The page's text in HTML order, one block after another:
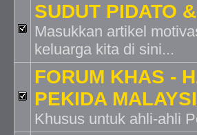
SUDUT PIDATO
Masukkan artikel
keluarga kita di sini...
FORUM KHAS -
PEKIDA
Khusus untuk ahli-ahli